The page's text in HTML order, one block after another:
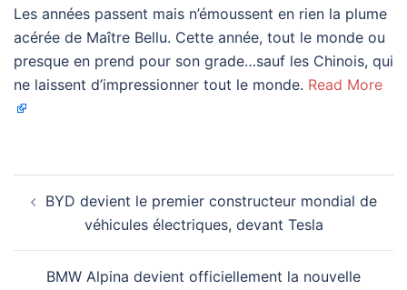
Les années passent mais n’émoussent en rien la plume
acérée de Maître Bellu. Cette année, tout le monde ou
presque en prend pour son grade…sauf les Chinois, qui
ne laissent d’impressionner tout le monde. Read More
d’article
BYD devient le premier constructeur mondial de
véhicules électriques, devant Tesla
BMW Alpina devient officiellement la nouvelle